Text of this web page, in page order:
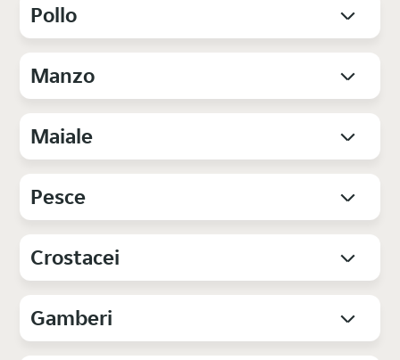
Pollo
Manzo
Maiale
Pesce
Crostacei
Gamberi